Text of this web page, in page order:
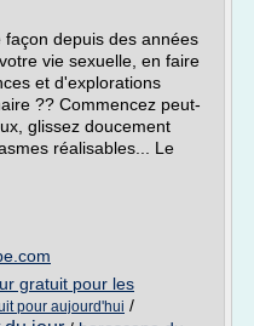
depuis des années
vie sexuelle, en faire
et d'explorations
?? Commencez peut-
glissez doucement
réalisables... Le
gratuit pour les
pour aujourd'hui /